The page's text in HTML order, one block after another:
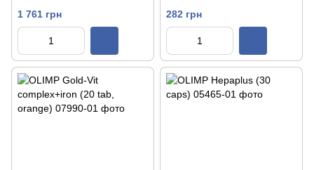
1 761 грн 282 грн